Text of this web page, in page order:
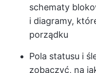
schematy
i diagramy,
porządku
Pola statusu i
zobaczyć, na